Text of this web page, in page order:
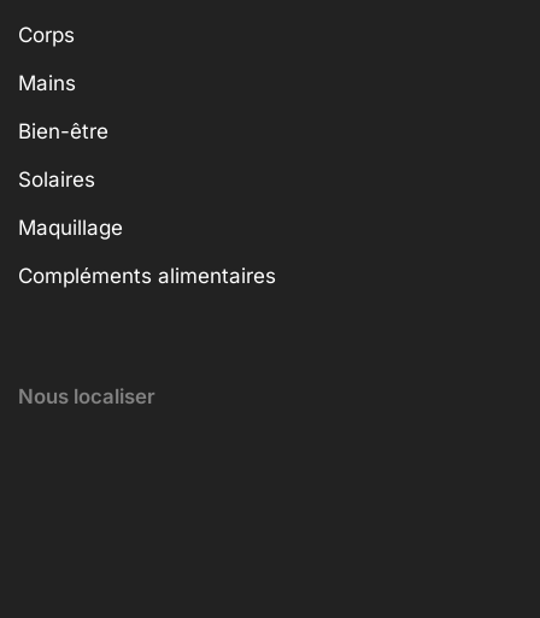
Corps
Mains
Bien-être
Solaires
Maquillage
Compléments alimentaires
Nous localiser